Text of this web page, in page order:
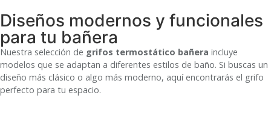
Diseños modernos y funcionales
para tu bañera
Nuestra selección de grifos termostático bañera incluye
modelos que se adaptan a diferentes estilos de baño. Si buscas un
diseño más clásico o algo más moderno, aquí encontrarás el grifo
perfecto para tu espacio.